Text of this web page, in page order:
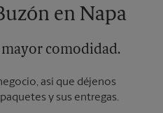
en Napa
mayor comodidad.
así que déjenos
y sus entregas.